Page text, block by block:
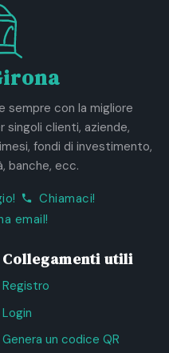
sempre con la migliore
singoli clienti, aziende,
fondi di investimento,
banche, ecc.
Chiamaci!
email!
Collegamenti utili
Registro
Login
Genera un codice QR